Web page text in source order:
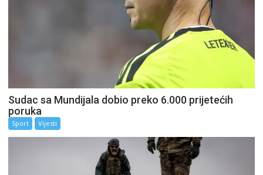
Sudac sa Mundijala dobio preko 6.000 prijetećih
poruka
Sport Vijesti